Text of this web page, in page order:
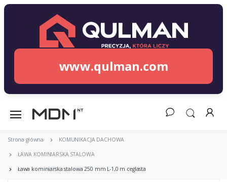
www.qulman.com
Strona główna KOMUNIKACJA DACHOWA
ŁAWA KOMINIARSKA STALOWA
Ława kominiarska stalowa 250 mm L-1,0 m ceglasta